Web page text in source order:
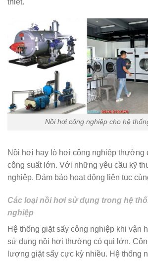
thiết.
Nồi hơi công nghiệp cho hệ
Nồi hơi hay lò hơi công nghiệp thường
công suất lớn. Với những yêu cầu kỹ
nghiệp. Đảm bảo hoạt động liên tục
Các loại nồi hơi sử dụng trong hệ
nghiệp
Hệ thống giặt sấy công nghiệp khi vận
sử dụng nồi hơi thường có qui lớn.
lượng giặt sấy cực kỳ nhiều. Hệ thống